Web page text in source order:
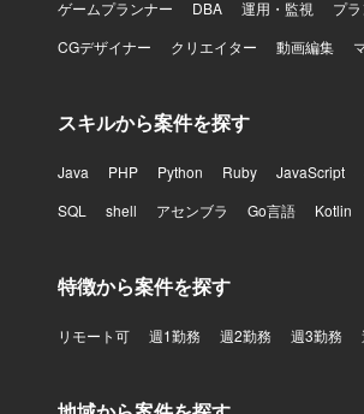
ゲームプランナー
DBA 運用・監視 プ
CGデザイナー
クリエイター 動画編集
スキルから案件を探す
Java PHP Python Ruby JavaScript
SQL
shell アセンブラ Go言語 Kotlin
特徴から案件を探す
リモート可 週1勤務 週2勤務 週3勤務